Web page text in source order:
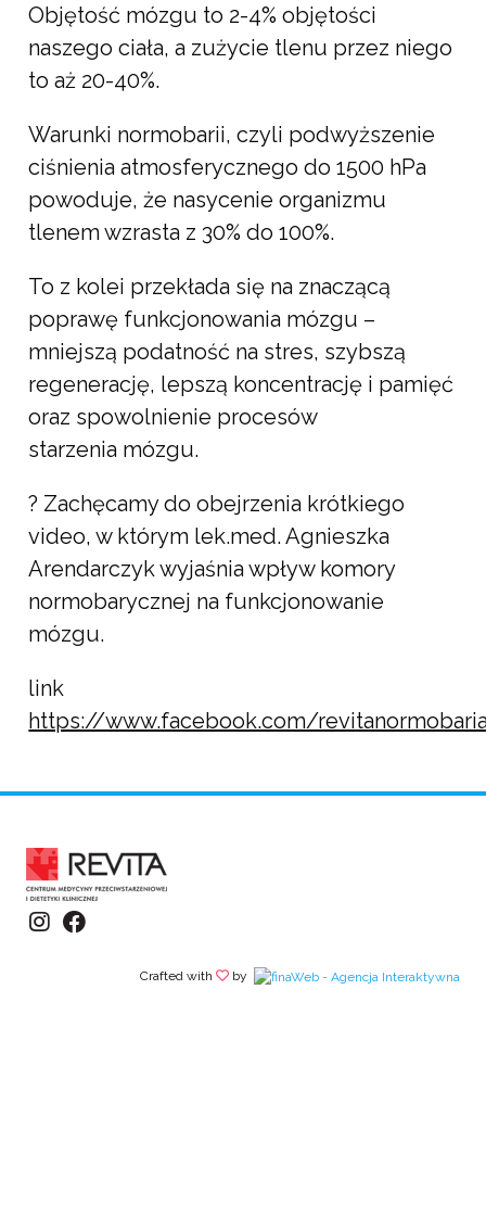
Objętość mózgu to 2-4% objętości
naszego ciała, a zużycie tlenu przez niego
to aż 20-40%.
Warunki normobarii, czyli podwyższenie
ciśnienia atmosferycznego do 1500 hPa
powoduje, że nasycenie organizmu
tlenem wzrasta z 30% do 100%.
To z kolei przekłada się na znaczącą
poprawę funkcjonowania mózgu –
mniejszą podatność na stres, szybszą
regenerację, lepszą koncentrację i pamięć
oraz spowolnienie procesów
starzenia mózgu.
? Zachęcamy do obejrzenia krótkiego
video, w którym lek.med. Agnieszka
Arendarczyk wyjaśnia wpływ komory
normobarycznej na funkcjonowanie
mózgu.
link
https://www.facebook.com/
Crafted with by